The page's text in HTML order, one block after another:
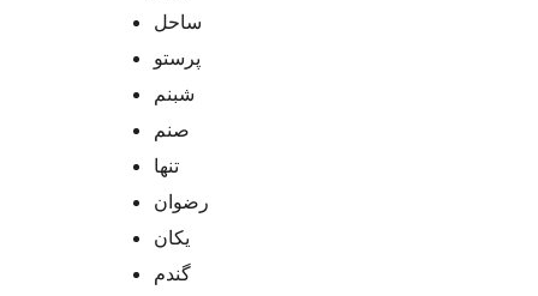
ساحل
پرستو
شبنم
صنم
تنها
رضوان
یکان
گندم